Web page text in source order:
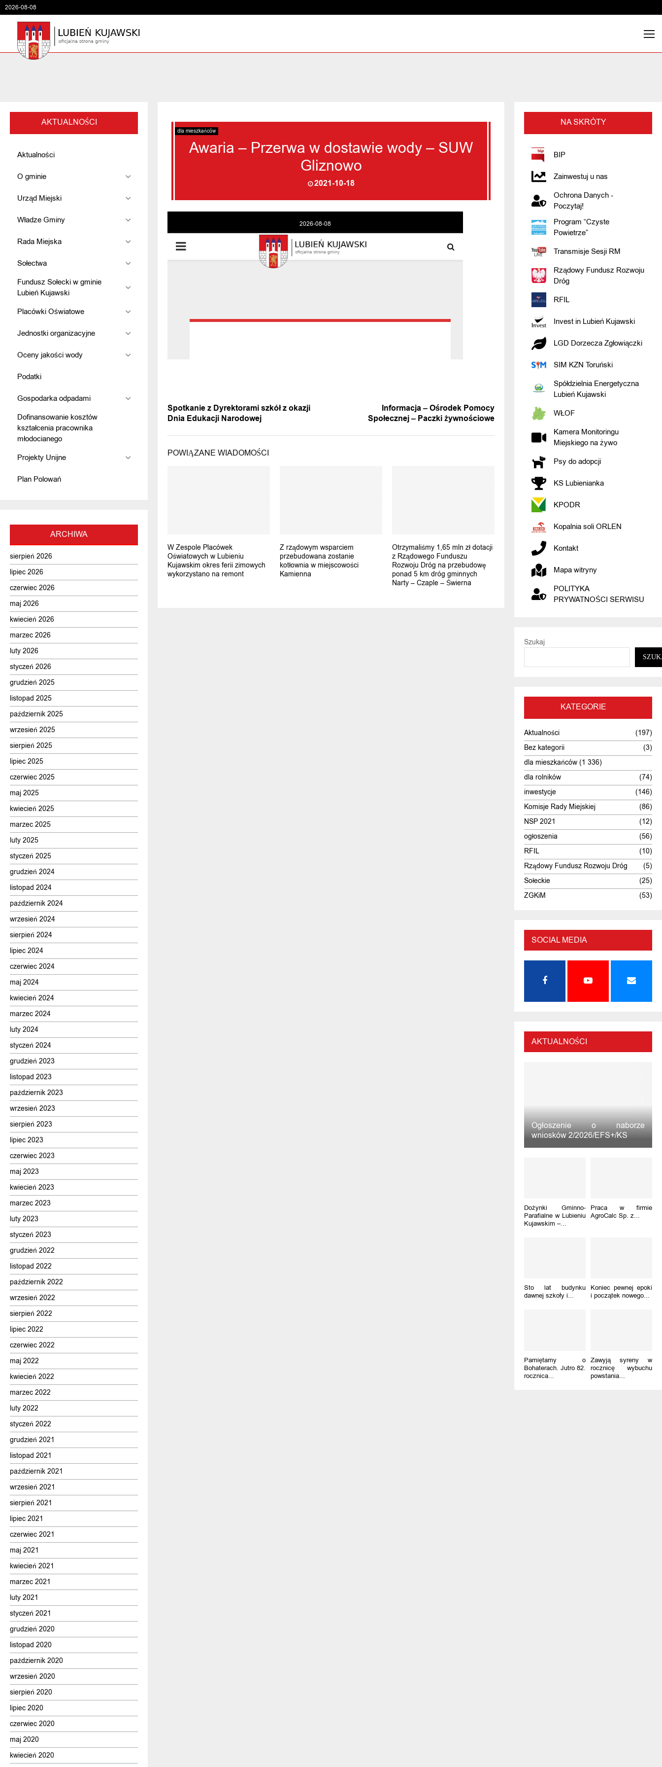
2026-08-08
dla mieszkańców
Awaria – Przerwa w dostawie wody – SUW
Gliznowo
2021-10-18
Spotkanie z Dyrektorami szkół z okazji
Dnia Edukacji Narodowej
Informacja – Ośrodek Pomocy
Społecznej – Paczki żywnościowe
POWIĄZANE WIADOMOŚCI
W Zespole Placówek
Oświatowych w Lubieniu
Kujawskim okres ferii zimowych
wykorzystano na remont
Z rządowym wsparciem
przebudowana zostanie
kotłownia w miejscowości
Kamienna
Otrzymaliśmy 1,65 mln zł dotacji
z Rządowego Funduszu
Rozwoju Dróg na przebudowę
ponad 5 km dróg gminnych
Narty – Czaple – Świerna
AKTUALNOŚCI
Aktualności
O gminie
Urząd Miejski
Władze Gminy
Rada Miejska
Sołectwa
Fundusz Sołecki w gminie
Lubień Kujawski
Placówki Oświatowe
Jednostki organizacyjne
Oceny jakości wody
Podatki
Gospodarka odpadami
Dofinansowanie kosztów
kształcenia pracownika
młodocianego
Projekty Unijne
Plan Polowań
ARCHIWA
sierpień 2026
lipiec 2026
czerwiec 2026
maj 2026
kwiecień 2026
marzec 2026
luty 2026
styczeń 2026
grudzień 2025
listopad 2025
październik 2025
wrzesień 2025
sierpień 2025
lipiec 2025
czerwiec 2025
maj 2025
kwiecień 2025
marzec 2025
luty 2025
styczeń 2025
grudzień 2024
listopad 2024
październik 2024
wrzesień 2024
sierpień 2024
lipiec 2024
czerwiec 2024
maj 2024
kwiecień 2024
marzec 2024
luty 2024
styczeń 2024
grudzień 2023
listopad 2023
październik 2023
wrzesień 2023
sierpień 2023
lipiec 2023
czerwiec 2023
maj 2023
kwiecień 2023
marzec 2023
luty 2023
styczeń 2023
grudzień 2022
listopad 2022
październik 2022
wrzesień 2022
sierpień 2022
lipiec 2022
czerwiec 2022
maj 2022
kwiecień 2022
marzec 2022
luty 2022
styczeń 2022
grudzień 2021
listopad 2021
październik 2021
wrzesień 2021
sierpień 2021
lipiec 2021
czerwiec 2021
maj 2021
kwiecień 2021
marzec 2021
luty 2021
styczeń 2021
grudzień 2020
listopad 2020
październik 2020
wrzesień 2020
sierpień 2020
lipiec 2020
czerwiec 2020
maj 2020
kwiecień 2020
NA SKRÓTY
BIP
Zainwestuj u nas
Ochrona Danych -
Poczytaj!
Program “Czyste
Powietrze”
Transmisje Sesji RM
Rządowy Fundusz Rozwoju
Dróg
RFIL
Invest in Lubień Kujawski
LGD Dorzecza Zgłowiączki
SIM KZN Toruński
Spółdzielnia Energetyczna
Lubień Kujawski
WŁOF
Kamera Monitoringu
Miejskiego na żywo
Psy do adopcji
KS Lubienianka
KPODR
Kopalnia soli ORLEN
Kontakt
Mapa witryny
POLITYKA
PRYWATNOŚCI SERWISU
Szukaj
KATEGORIE
Aktualności
(197)
Bez kategorii
(3)
dla mieszkańców (1 336)
dla rolników
(74)
inwestycje
(146)
Komisje Rady Miejskiej
(86)
NSP 2021
(12)
ogłoszenia
(56)
RFIL
(10)
Rządowy Fundusz Rozwoju Dróg
(5)
Sołeckie
(25)
ZGKiM
(53)
SOCIAL MEDIA
AKTUALNOŚCI
Ogłoszenie o naborze
wniosków 2/2026/EFS+/KS
Dożynki Gminno-
Parafialne w Lubieniu
Kujawskim –...
Praca w firmie
AgroCalc Sp. z...
Sto lat budynku
dawnej szkoły i...
Koniec pewnej epoki
i początek nowego...
Pamiętamy o
Bohaterach. Jutro 82.
rocznica...
Zawyją syreny w
rocznicę wybuchu
powstania...